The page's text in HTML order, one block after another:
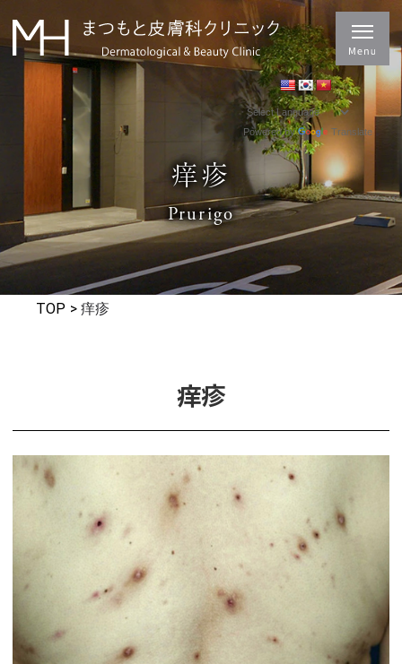
Powered by Translate
痒疹
Prurigo
TOP > 痒疹
痒疹